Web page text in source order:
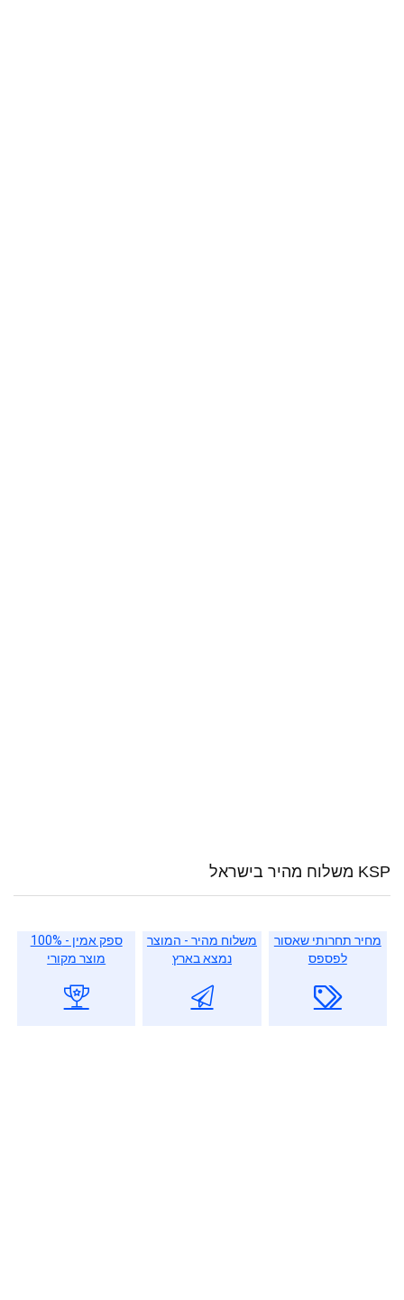
KSP משלוח מהיר בישראל
מחיר תחרותי שאסור
לפספס
משלוח מהיר - המוצר
נמצא בארץ
ספק אמין - 100%
מוצר מקורי